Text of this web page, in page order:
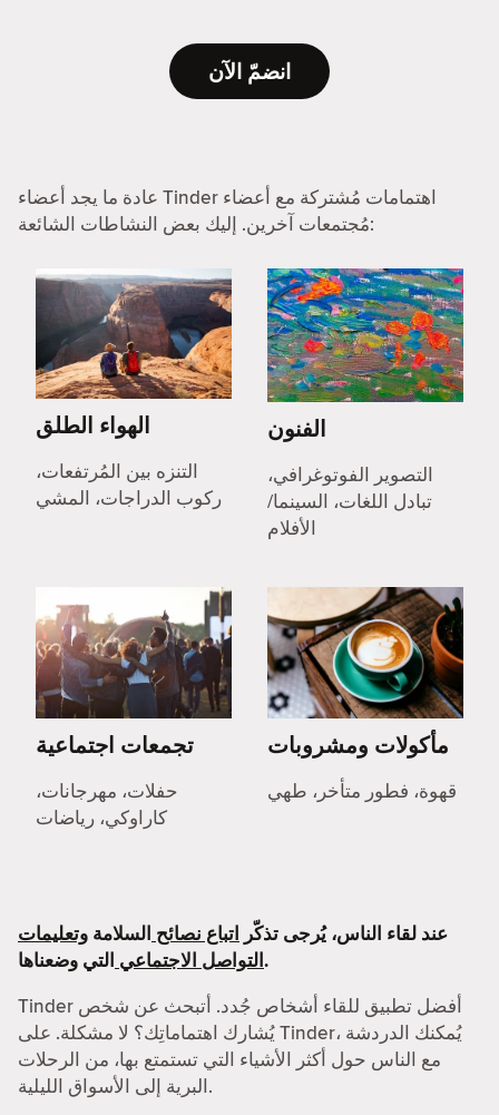
انضمّ الآن
عادة ما يجد أعضاء Tinder اهتمامات مُشتركة مع أعضاء
مُجتمعات آخرين. إليك بعض النشاطات الشائعة:
الهواء الطلق
التنزه بين المُرتفعات،
ركوب الدراجات، المشي
الفنون
التصوير الفوتوغرافي،
تبادل اللغات، السينما/
الأفلام
تجمعات اجتماعية
حفلات، مهرجانات،
كاراوكي، رياضات
مأكولات ومشروبات
قهوة، فطور متأخر، طهي
عند لقاء الناس، يُرجى تذكّر اتباع نصائح السلامة وتعليمات
التواصل الاجتماعيالتي وضعناها.
Tinder أفضل تطبيق للقاء أشخاص جُدد. أتبحث عن شخص
يُشارك اهتماماتِك؟ لا مشكلة. على Tinder، يُمكنك الدردشة
مع الناس حول أكثر الأشياء التي تستمتع بها، من الرحلات
البرية إلى الأسواق الليلية.